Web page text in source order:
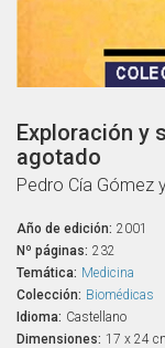
Exploración y
agotado
Pedro Cía Gómez
Año de edición: 2001
Nº páginas: 232
Temática: Medicina
Colección: Biomédicas
Idioma: Castellano
Dimensiones: 17 x 24